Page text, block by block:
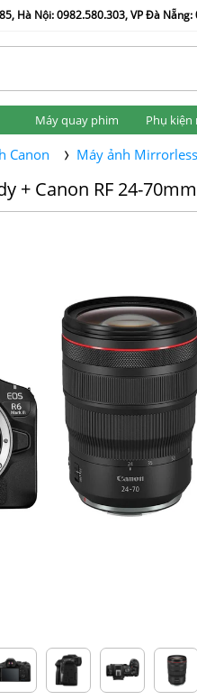
Hà Nội: 0982.580.303, VP Đà
Máy quay phim Phụ kiện
Canon Máy ảnh
+ Canon RF 24-